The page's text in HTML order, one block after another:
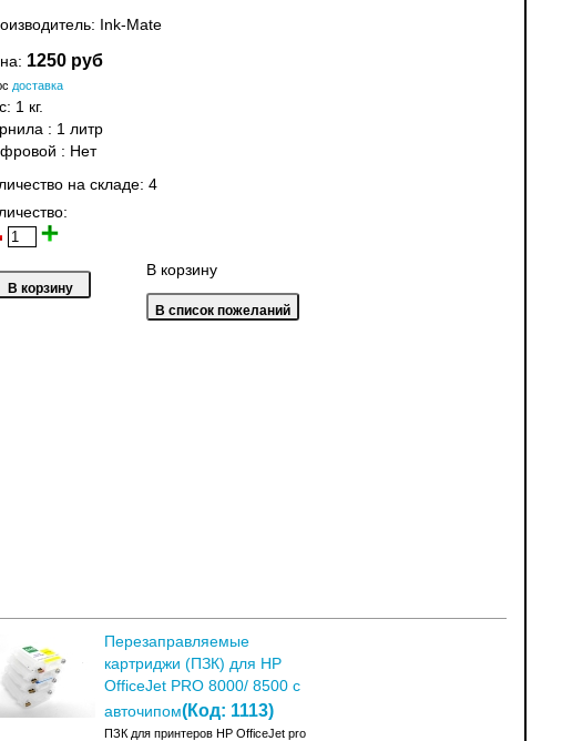
Ink-Mate
1250 руб
доставка
1 кг.
: 1 литр
: Нет
на складе: 4
В корзину
Перезаправляемые
картриджи (ПЗК) для HP
OfficeJet PRO 8000/ 8500 с
авточипом(Код: 1113)
ПЗК для принтеров HP OfficeJet pro